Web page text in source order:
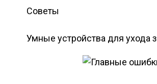
Советы
Умные устройства для